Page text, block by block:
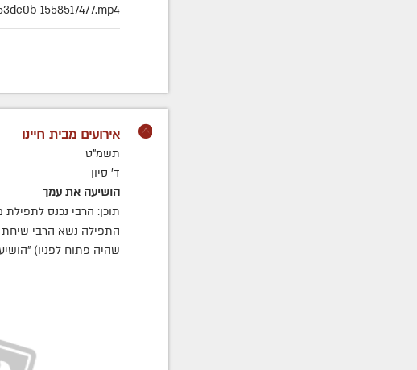
אירועים מבית חיינו
תשמ"ט
ד' סיון
הושיעה את עמך
תוכן: הרבי נכנס
התפילה נשא הרבי שיחת
שהיה פתוח לפניו)